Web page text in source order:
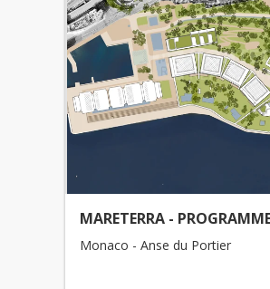
MARETERRA -
Monaco - Anse du Portier